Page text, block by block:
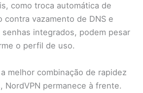
como troca automática de
contra vazamento de DNS e
integrados, podem pesar
o perfil de uso.
melhor combinação de rapidez
NordVPN permanece à frente.